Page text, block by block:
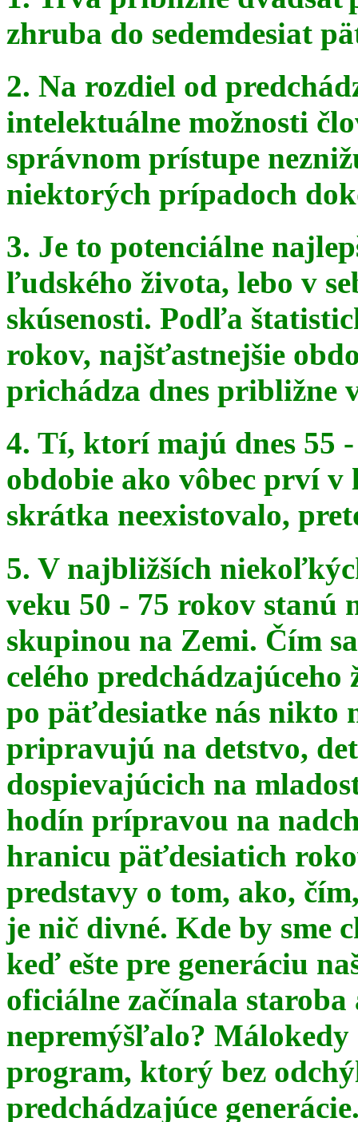
zhruba do sedemdesiat
2. Na rozdiel od
intelektuálne možnosti
správnom prístupe
niektorých prípadoch
3. Je to potenciálne
ľudského života, lebo v
skúsenosti. Podľa
rokov, najšťastnejšie
prichádza dnes približne
4. Tí, ktorí majú dnes 55
obdobie ako vôbec prví
skrátka neexistovalo,
5. V najbližších
veku 50 - 75 rokov stanú
skupinou na Zemi. Čím
celého
po päťdesiatke nás nikto
pripravujú na detstvo,
dospievajúcich na
hodín prípravou na
hranicu päťdesiatich
predstavy o tom, ako,
je nič divné. Kde by sme
keď ešte pre generáciu
oficiálne začínala
nepremýšľalo? Málokedy
program, ktorý bez
predchádzajúce